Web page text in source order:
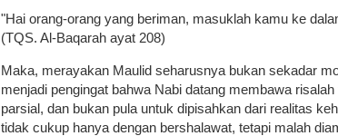
"Hai orang-orang yang beriman, masuklah kamu ke
(TQS. Al-Baqarah ayat 208)
Maka, merayakan Maulid seharusnya bukan sekadar
menjadi pengingat bahwa Nabi datang membawa
parsial, dan bukan pula untuk dipisahkan dari realitas
tidak cukup hanya dengan bershalawat, tetapi malah